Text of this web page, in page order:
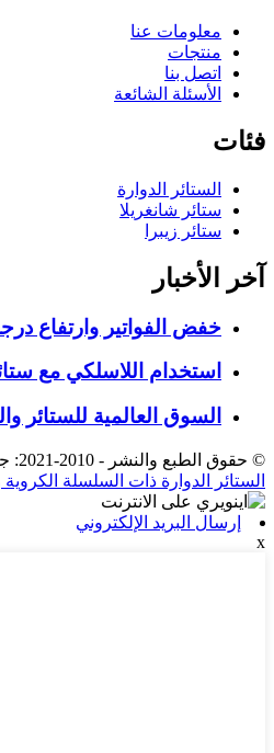
معلومات عنا
منتجات
اتصل بنا
الأسئلة الشائعة
فئات
الستائر الدوارة
ستائر شانغريلا
ستائر زيبرا
آخر الأخبار
خفض الفواتير وارتفاع
استخدام اللاسلكي مع
السوق العالمية للستائر
© حقوق الطبع والنشر - 2010-2021: جميع الحقوق محفوظة.
الستائر الدوارة ذات السلسلة الكروية
إرسال البريد الإلكتروني
x